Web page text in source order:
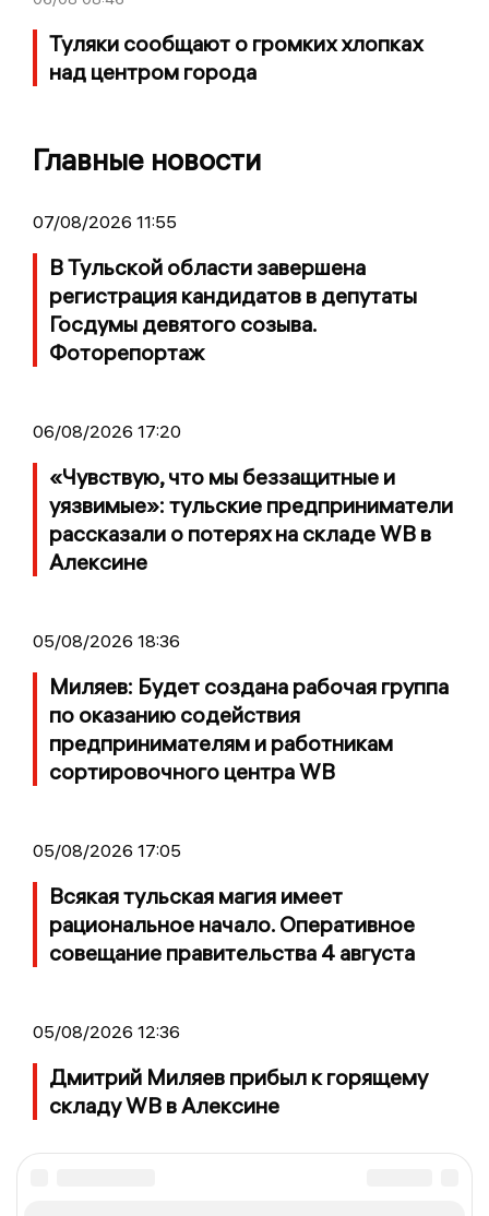
Туляки сообщают о громких хлопках
над центром города
Главные новости
07/08/2026 11:55
В Тульской области завершена
регистрация кандидатов в депутаты
Госдумы девятого созыва.
Фоторепортаж
06/08/2026 17:20
«Чувствую, что мы беззащитные и
уязвимые»: тульские предприниматели
рассказали о потерях на складе WB в
Алексине
05/08/2026 18:36
Миляев: Будет создана рабочая группа
по оказанию содействия
предпринимателям и работникам
сортировочного центра WB
05/08/2026 17:05
Всякая тульская магия имеет
рациональное начало. Оперативное
совещание правительства 4 августа
05/08/2026 12:36
Дмитрий Миляев прибыл к горящему
складу WB в Алексине